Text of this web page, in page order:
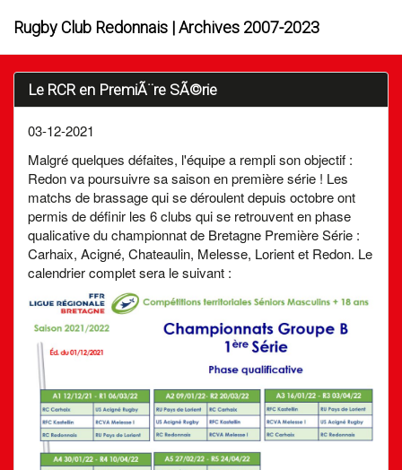
Rugby Club Redonnais | Archives 2007-2023
Le RCR en PremiÃ¨re SÃ©rie
03-12-2021
Malgré quelques défaites, l'équipe a rempli son objectif :
Redon va poursuivre sa saison en première série ! Les
matchs de brassage qui se déroulent depuis octobre ont
permis de définir les 6 clubs qui se retrouvent en phase
qualicative du championnat de Bretagne Première Série :
Carhaix, Acigné, Chateaulin, Melesse, Lorient et Redon. Le
calendrier complet sera le suivant :